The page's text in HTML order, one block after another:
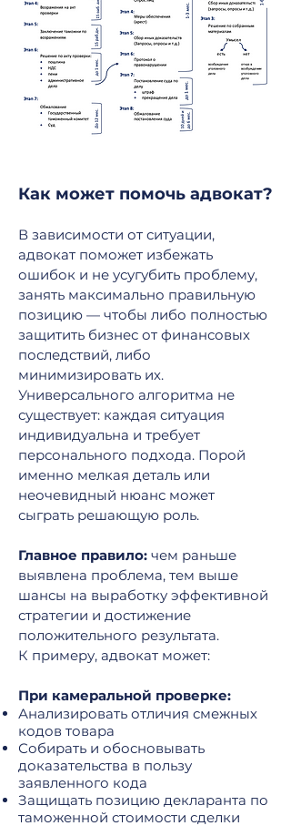
Как может помочь адвокат?
В зависимости от ситуации,
адвокат поможет избежать
ошибок и не усугубить проблему,
занять максимально правильную
позицию — чтобы либо полностью
защитить бизнес от финансовых
последствий, либо
минимизировать их.
Универсального алгоритма не
существует: каждая ситуация
индивидуальна и требует
персонального подхода. Порой
именно мелкая деталь или
неочевидный нюанс может
сыграть решающую роль.
Главное правило: чем раньше
выявлена проблема, тем выше
шансы на выработку эффективной
стратегии и достижение
положительного результата.
К примеру, адвокат может:
При камеральной проверке:
Анализировать отличия смежных
кодов товара
Собирать и обосновывать
доказательства в пользу
заявленного кода
Защищать позицию декларанта по
таможенной стоимости сделки